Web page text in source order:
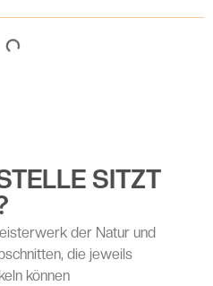
SITZT
der Natur und
die jeweils
können